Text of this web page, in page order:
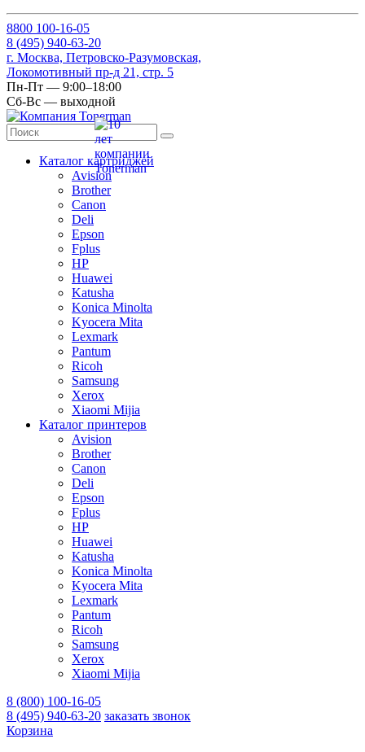
8800 100-16-05
8 (495) 940-63-20
г. Москва, Петровско-Разумовская,
Локомотивный пр-д 21, стр. 5
Пн-Пт — 9:00–18:00
Сб-Вс — выходной
Каталог картриджей
Avision
Brother
Canon
Deli
Epson
Fplus
HP
Huawei
Katusha
Konica Minolta
Kyocera Mita
Lexmark
Pantum
Ricoh
Samsung
Xerox
Xiaomi Mijia
Каталог принтеров
Avision
Brother
Canon
Deli
Epson
Fplus
HP
Huawei
Katusha
Konica Minolta
Kyocera Mita
Lexmark
Pantum
Ricoh
Samsung
Xerox
Xiaomi Mijia
8 (800) 100-16-05
8 (495) 940-63-20 заказать звонок
Корзина